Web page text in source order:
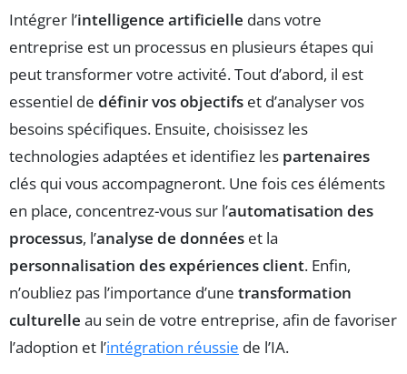
Intégrer l’intelligence artificielle dans votre
entreprise est un processus en plusieurs étapes qui
peut transformer votre activité. Tout d’abord, il est
essentiel de définir vos objectifs et d’analyser vos
besoins spécifiques. Ensuite, choisissez les
technologies adaptées et identifiez les partenaires
clés qui vous accompagneront. Une fois ces éléments
en place, concentrez-vous sur l’automatisation des
processus, l’analyse de données et la
personnalisation des expériences client. Enfin,
n’oubliez pas l’importance d’une transformation
culturelle au sein de votre entreprise, afin de favoriser
l’adoption et l’intégration réussie de l’IA.